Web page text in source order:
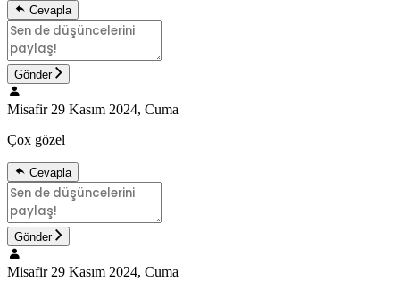
Cevapla
Gönder
Misafir 29 Kasım 2024, Cuma
Çox gözel
Cevapla
Gönder
Misafir 29 Kasım 2024, Cuma